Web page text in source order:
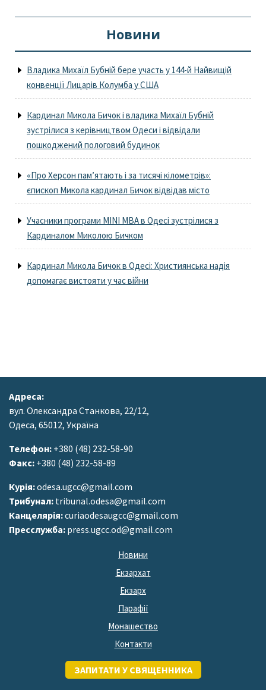
Новини
Владика Михаїл Бубній бере участь у 144-й Найвищій
конвенції Лицарів Колумба у США
Кардинал Микола Бичок і владика Михаїл Бубній
зустрілися з керівництвом Одеси і відвідали
пошкоджений пологовий будинок
«Про Херсон пам’ятають і за тисячі кілометрів»:
єпископ Микола кардинал Бичок відвідав місто
Учасники програми MINI MBA в Одесі зустрілися з
Кардиналом Миколою Бичком
Кардинал Микола Бичок в Одесі: Християнська надія
допомагає вистояти у час війни
Адреса:
вул. Олександра Станкова, 22/12,
Одеса, 65012, Україна
Телефон: +380 (48) 232-58-90
Факс: +380 (48) 232-58-89
Курія:odesa.ugcc@gmail.com
Трибунал: tribunal.odesa@gmail.com
Канцелярія:curiaodesaugcc@gmail.com
Пресслужба: press.ugcc.od@gmail.com
Новини
Екзархат
Екзарх
Парафії
Монашество
Контакти
ЗАПИТАТИ У СВЯЩЕННИКА